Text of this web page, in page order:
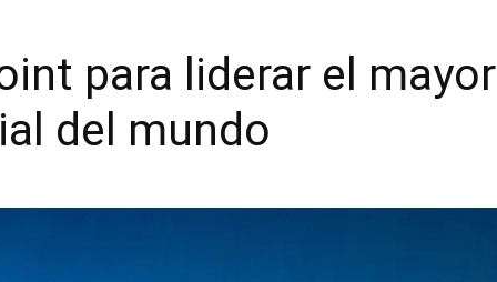
para liderar el mayor
del mundo